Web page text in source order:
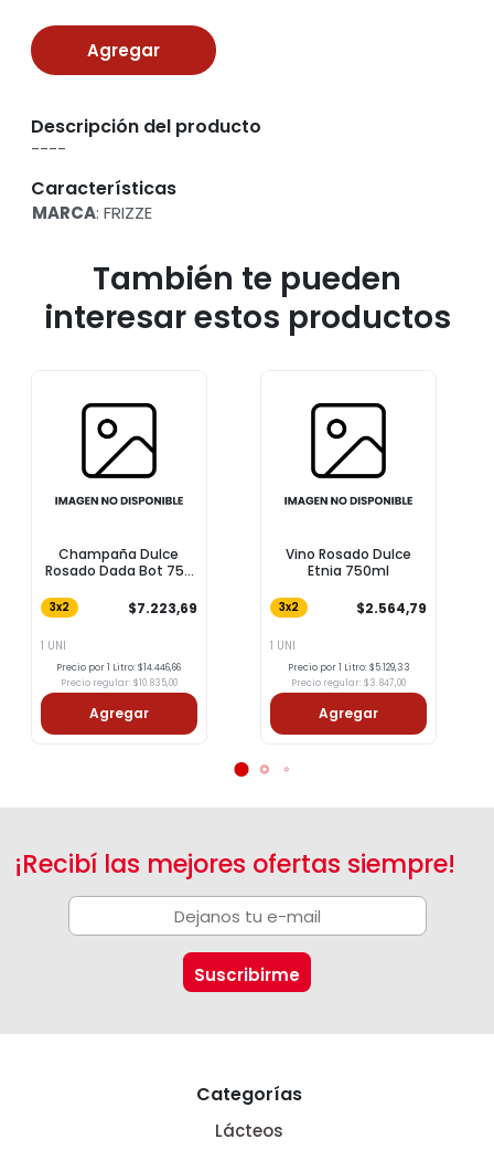
Agregar
Descripción del producto
----
Características
MARCA: FRIZZE
También te pueden
interesar estos productos
Champaña Dulce
Rosado Dada Bot 750
3x2 $7.223,69
1 UNI
Precio por 1 Litro: $14.446,66
Precio regular: $10.835,00
Agregar
Vino Rosado Dulce
Etnia 750ml
3x2 $2.564,79
1 UNI
Precio por 1 Litro: $5.129,33
Precio regular: $3.847,00
Agregar
¡Recibí las mejores ofertas siempre!
Categorías
Lácteos